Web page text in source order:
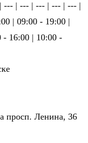
| --- | --- | --- | --- |
| 09:00 - 19:00 |
- 16:00 | 10:00 -
просп. Ленина, 36